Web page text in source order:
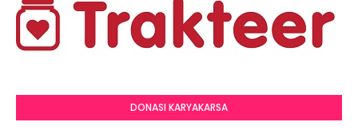
DONASI KARYAKARSA